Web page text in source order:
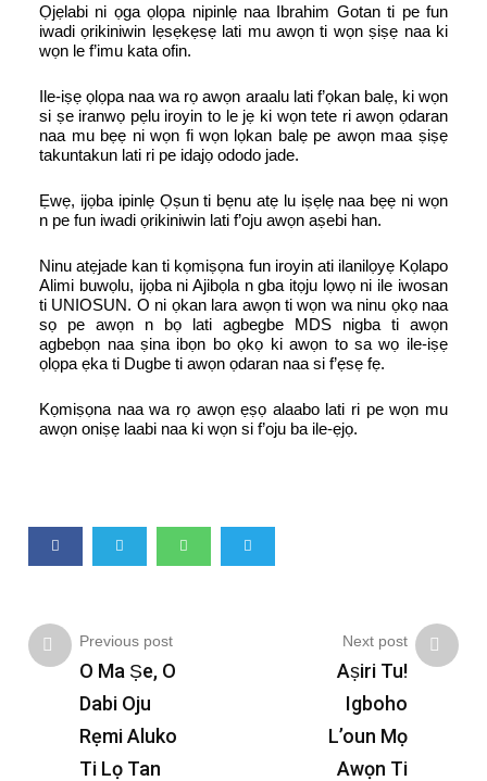
Ọjẹlabi ni ọga ọlọpa nipinlẹ naa Ibrahim Gotan ti pe fun
iwadi ọrikiniwin lẹsẹkẹsẹ lati mu awọn ti wọn ṣiṣẹ naa ki
wọn le f’imu kata ofin.
Ile-iṣẹ ọlọpa naa wa rọ awọn araalu lati f’ọkan balẹ, ki wọn
si ṣe iranwọ pẹlu iroyin to le jẹ ki wọn tete ri awọn ọdaran
naa mu bẹẹ ni wọn fi wọn lọkan balẹ pe awọn maa ṣiṣẹ
takuntakun lati ri pe idajọ ododo jade.
Ẹwẹ, ijọba ipinlẹ Ọṣun ti bẹnu atẹ lu iṣẹlẹ naa bẹẹ ni wọn
n pe fun iwadi ọrikiniwin lati f’oju awọn aṣebi han.
Ninu atẹjade kan ti kọmiṣọna fun iroyin ati ilanilọyẹ Kọlapo
Alimi buwọlu, ijọba ni Ajibọla n gba itọju lọwọ ni ile iwosan
ti UNIOSUN. O ni ọkan lara awọn ti wọn wa ninu ọkọ naa
sọ pe awọn n bọ lati agbegbe MDS nigba ti awọn
agbebọn naa ṣina ibọn bo ọkọ ki awọn to sa wọ ile-iṣẹ
ọlọpa ẹka ti Dugbe ti awọn ọdaran naa si f’ẹsẹ fẹ.
Kọmiṣọna naa wa rọ awọn ẹṣọ alaabo lati ri pe wọn mu
awọn oniṣẹ laabi naa ki wọn si f’oju ba ile-ẹjọ.
Previous post
O Ma Ṣe, O
Dabi Oju
Rẹmi Aluko
Ti Lọ Tan
Next post
Aṣiri Tu!
Igboho
L’oun Mọ
Awọn Ti